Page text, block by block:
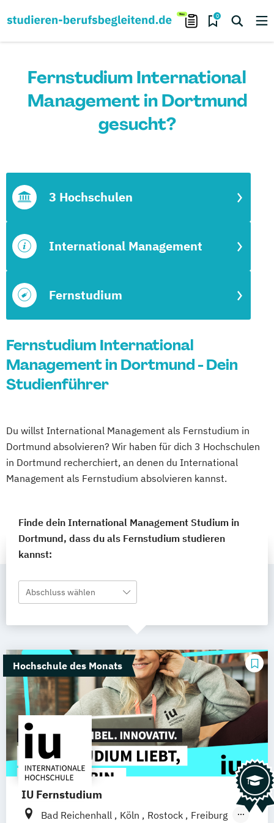
0
Fernstudium International
Management in Dortmund
gesucht?
Fernstudium
International Management
3 Hochschulen
Fernstudium International
Management in Dortmund - Dein
Studienführer
Du willst International Management als Fernstudium in
Dortmund absolvieren? Wir haben für dich 3 Hochschulen
in Dortmund recherchiert, an denen du International
Management als Fernstudium absolvieren kannst.
Finde dein International Management Studium in
Dortmund, dass du als Fernstudium studieren
kannst:
Abschluss wählen
Hochschule des Monats
IU Fernstudium
Bad Reichenhall Köln Rostock
Freiburg